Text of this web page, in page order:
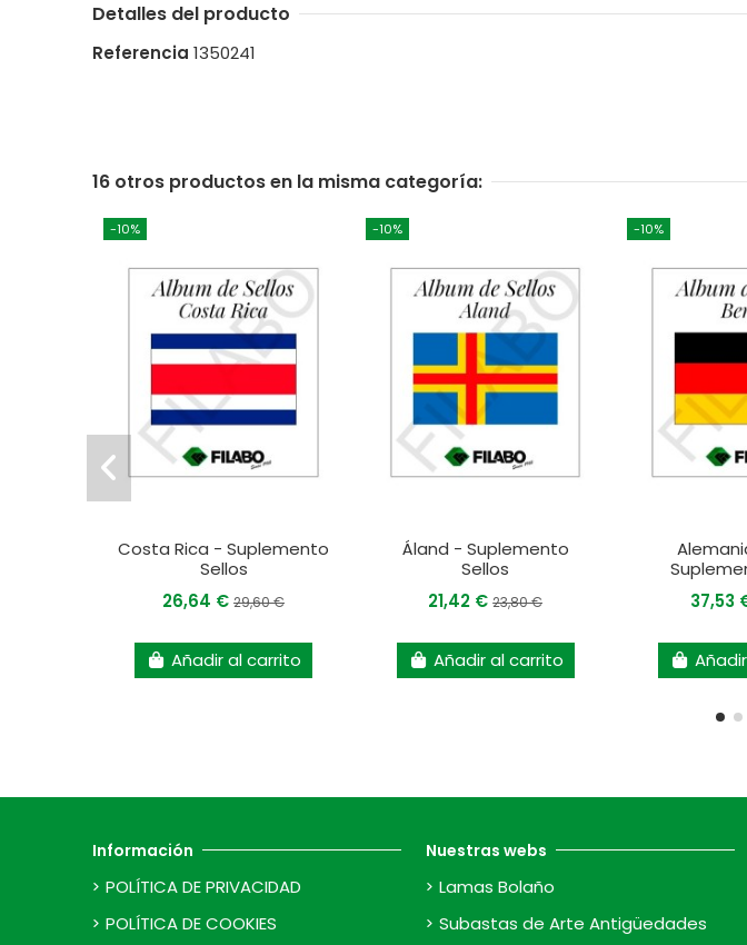
Detalles del producto
Referencia 1350241
16 otros productos en la misma categoría:
-10%
Costa Rica - Suplemento
Sellos
26,64 €29,60 €
Añadir al carrito
-10%
Áland - Suplemento
Sellos
21,42 €23,80 €
Añadir al carrito
-10%
37,53
Información
POLÍTICA DE PRIVACIDAD
POLÍTICA DE COOKIES
Nuestras webs
Lamas Bolaño
Subastas de Arte Antigüedades